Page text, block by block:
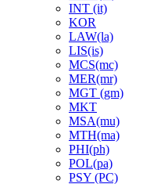
INT (it)
KOR
LAW(la)
LIS(is)
MCS(mc)
MER(mr)
MGT (gm)
MKT
MSA(mu)
MTH(ma)
PHI(ph)
POL(pa)
PSY (PC)